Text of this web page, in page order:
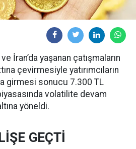
İran’da yaşanan çatışmaların
çevirmesiyle yatırımcıların
girmesi sonucu 7.300 TL
volatilite devam
yöneldi.
GEÇTİ